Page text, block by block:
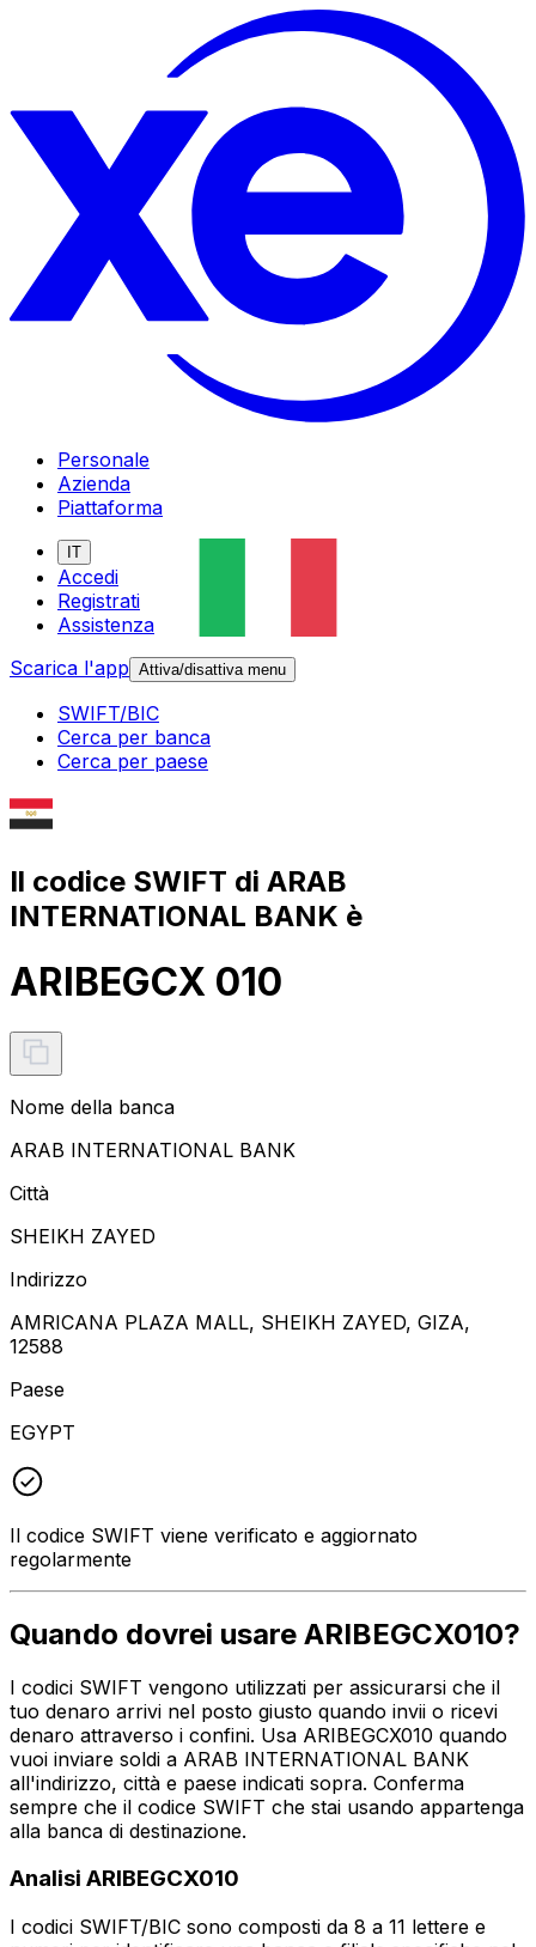
Personale
Azienda
Piattaforma
IT
Accedi
Registrati
Assistenza
Scarica l'app Attiva/disattiva menu
SWIFT/BIC
Cerca per banca
Cerca per paese
Il codice SWIFT di ARAB
INTERNATIONAL BANK è
ARIBEGCX 010
Nome della banca
ARAB INTERNATIONAL BANK
Città
SHEIKH ZAYED
Indirizzo
AMRICANA PLAZA MALL, SHEIKH ZAYED, GIZA,
12588
Paese
EGYPT
Il codice SWIFT viene verificato e aggiornato
regolarmente
Quando dovrei usare ARIBEGCX010?
I codici SWIFT vengono utilizzati per assicurarsi che il
tuo denaro arrivi nel posto giusto quando invii o ricevi
denaro attraverso i confini. Usa ARIBEGCX010 quando
vuoi inviare soldi a ARAB INTERNATIONAL BANK
all'indirizzo, città e paese indicati sopra. Conferma
sempre che il codice SWIFT che stai usando appartenga
alla banca di destinazione.
Analisi ARIBEGCX010
I codici SWIFT/BIC sono composti da 8 a 11 lettere e